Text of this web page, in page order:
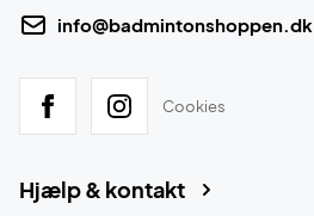
info@badmintonshoppen.dk
Cookies
Hjælp & kontakt